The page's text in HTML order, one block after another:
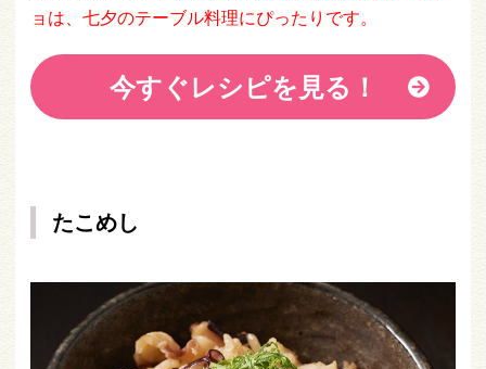
ョは、七夕のテーブル料理にぴったりです。
今すぐレシピを見る！
たこめし